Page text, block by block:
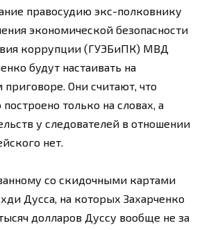
правосудию экс-полковнику
экономической безопасности
коррупции (ГУЭБиПК) МВД
будут настаивать на
Они считают, что
только на словах, а
у следователей в отношении
нет.
со скидочными картами
Дусса, на которых Захарченко
долларов Дуссу вообще не за